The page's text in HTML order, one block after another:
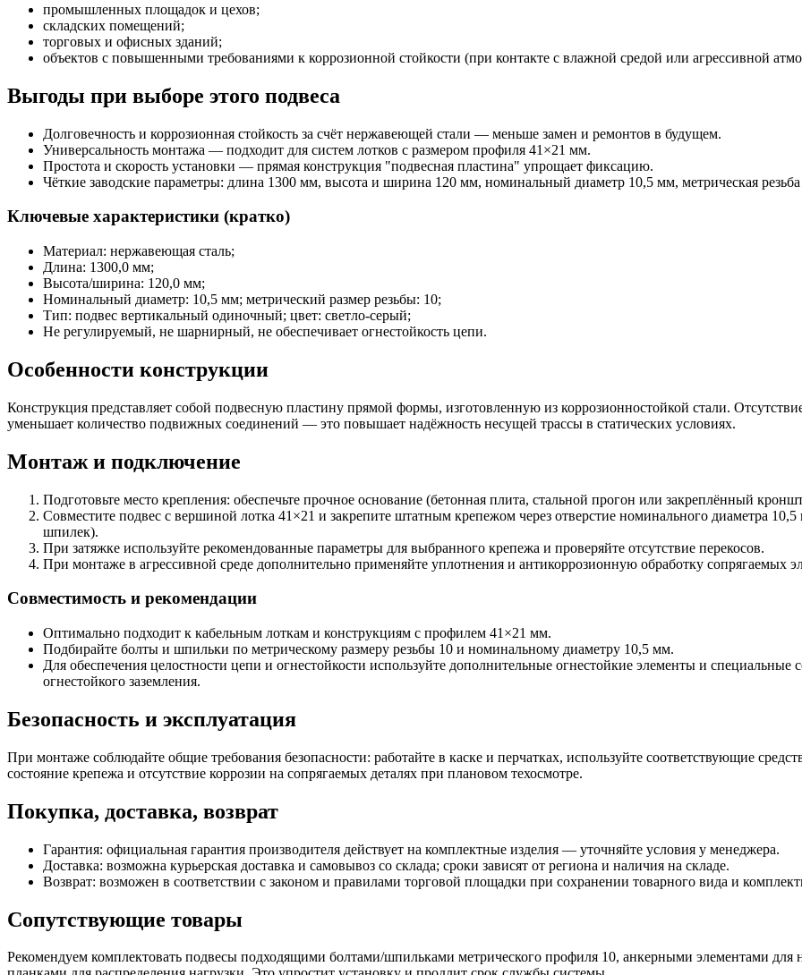
промышленных площадок и цехов;
складских помещений;
торговых и офисных зданий;
объектов с повышенными требованиями к коррозионной стойкости (при контакте с влажной средой или агрессивной
Выгоды при выборе этого подвеса
Долговечность и коррозионная стойкость за счёт нержавеющей стали — меньше замен и ремонтов в будущем.
Универсальность монтажа — подходит для систем лотков с размером профиля 41×21 мм.
Простота и скорость установки — прямая конструкция "подвесная пластина" упрощает фиксацию.
Чёткие заводские параметры: длина 1300 мм, высота и ширина 120 мм, номинальный диаметр 10,5 мм, метрическая
Ключевые характеристики (кратко)
Материал: нержавеющая сталь;
Длина: 1300,0 мм;
Высота/ширина: 120,0 мм;
Номинальный диаметр: 10,5 мм; метрический размер резьбы: 10;
Тип: подвес вертикальный одиночный; цвет: светло-серый;
Не регулируемый, не шарнирный, не обеспечивает огнестойкость цепи.
Особенности конструкции
Конструкция представляет собой подвесную пластину прямой формы, изготовленную из коррозионностойкой стали.
уменьшает количество подвижных соединений — это повышает надёжность несущей трассы в статических условиях.
Монтаж и подключение
Подготовьте место крепления: обеспечьте прочное основание (бетонная плита, стальной прогон или закреплённый
Совместите подвес с вершиной лотка 41×21 и закрепите штатным крепежом через отверстие номинального диаметра
шпилек).
При затяжке используйте рекомендованные параметры для выбранного крепежа и проверяйте отсутствие перекосов.
При монтаже в агрессивной среде дополнительно применяйте уплотнения и антикоррозионную обработку сопрягаемых
Совместимость и рекомендации
Оптимально подходит к кабельным лоткам и конструкциям с профилем 41×21 мм.
Подбирайте болты и шпильки по метрическому размеру резьбы 10 и номинальному диаметру 10,5 мм.
Для обеспечения целостности цепи и огнестойкости используйте дополнительные огнестойкие элементы и
огнестойкого заземления.
Безопасность и эксплуатация
При монтаже соблюдайте общие требования безопасности: работайте в каске и перчатках, используйте соответствующие
состояние крепежа и отсутствие коррозии на сопрягаемых деталях при плановом техосмотре.
Покупка, доставка, возврат
Гарантия: официальная гарантия производителя действует на комплектные изделия — уточняйте условия у менеджера.
Доставка: возможна курьерская доставка и самовывоз со склада; сроки зависят от региона и наличия на складе.
Возврат: возможен в соответствии с законом и правилами торговой площадки при сохранении товарного вида и
Сопутствующие товары
Рекомендуем комплектовать подвесы подходящими болтами/шпильками метрического профиля 10, анкерными элементами